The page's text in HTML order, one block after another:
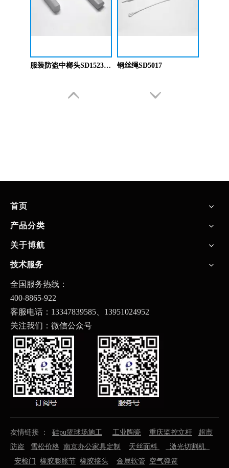
服装防盗中榔头SD1523/SD1023 钢丝绳SD5017
首页
产品分类
关于博航
技术服务
全国服务热线：
400-8865-922
客服电话：13347839585、 13951024952
关注我们：微信公众号
友情链接 ： 硅pu篮球场施工 工业陶瓷 重庆监控立杆
超市
防盗
雪松价格 南京办公家具定制 天丝面料
激光切割机
安检门
橡胶膨胀节 橡胶接头 金属软管 空气弹簧